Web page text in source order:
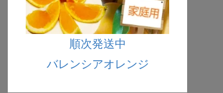
順次発送中
バレンシアオレンジ